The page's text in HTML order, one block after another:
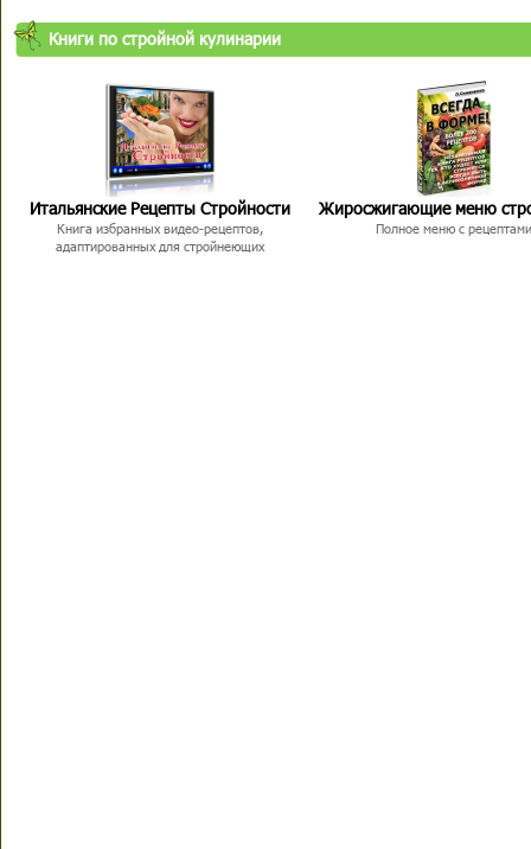
Книги по стройной кулинарии
Итальянские Рецепты Стройности
Книга избранных видео-рецептов,
адаптированных для стройнеющих
Жиросжигающие меню
Полное меню с рецептами